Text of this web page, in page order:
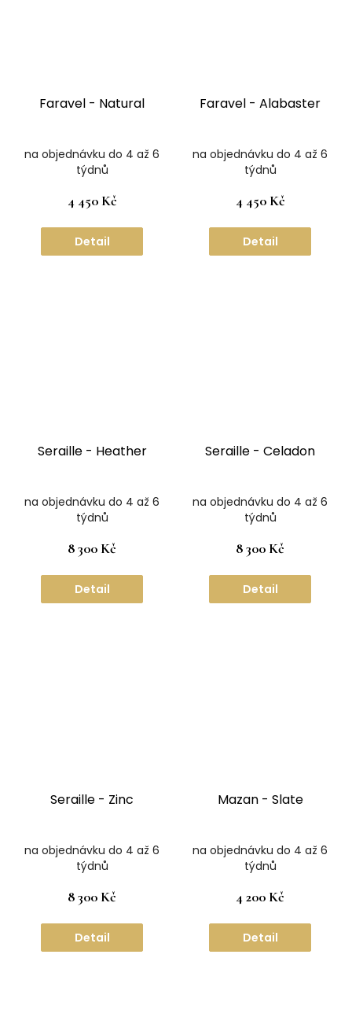
Faravel - Natural
na objednávku do 4 až 6
týdnů
4 450 Kč
Detail
Faravel - Alabaster
na objednávku do 4 až 6
týdnů
4 450 Kč
Detail
Seraille - Heather
na objednávku do 4 až 6
týdnů
8 300 Kč
Detail
Seraille - Celadon
na objednávku do 4 až 6
týdnů
8 300 Kč
Detail
Seraille - Zinc
na objednávku do 4 až 6
týdnů
8 300 Kč
Detail
Mazan - Slate
na objednávku do 4 až 6
týdnů
4 200 Kč
Detail